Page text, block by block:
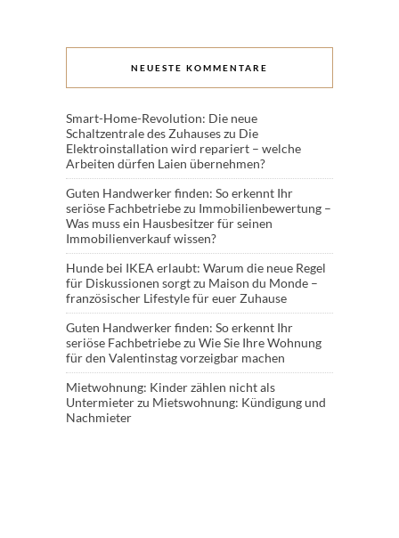
NEUESTE KOMMENTARE
Smart-Home-Revolution: Die neue
Schaltzentrale des Zuhauseszu Die
Elektroinstallation wird repariert – welche
Arbeiten dürfen Laien übernehmen?
Guten Handwerker finden: So erkennt Ihr
seriöse Fachbetriebezu Immobilienbewertung –
Was muss ein Hausbesitzer für seinen
Immobilienverkauf wissen?
Hunde bei IKEA erlaubt: Warum die neue Regel
für Diskussionen sorgtzu Maison du Monde –
französischer Lifestyle für euer Zuhause
Guten Handwerker finden: So erkennt Ihr
seriöse Fachbetriebezu Wie Sie Ihre Wohnung
für den Valentinstag vorzeigbar machen
Mietwohnung: Kinder zählen nicht als
Untermieterzu Mietswohnung: Kündigung und
Nachmieter